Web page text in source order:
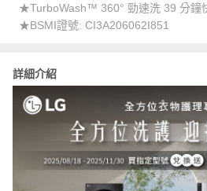
★TurboWash™ 360° 勁速洗 39 分鐘
★BSMI證號: CI3A206062I851
詳細介紹